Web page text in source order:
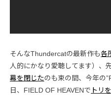
そんなThundercatの最新作も各
人的にかなり愛聴してます）、
幕を閉じたのも束の間、今年の
日、FIELD OF HEAVENで トリ